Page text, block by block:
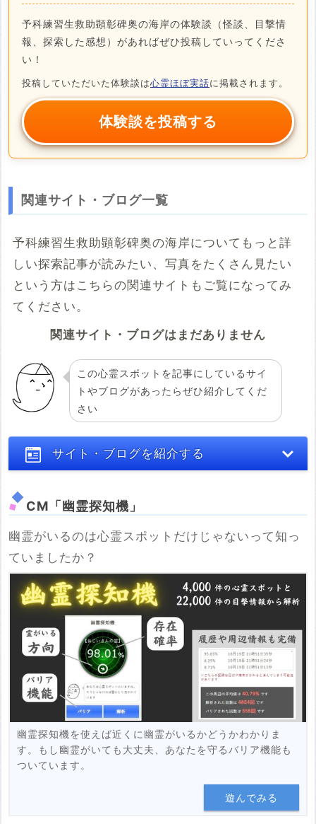
予科練習生救助顕彰碑奥の海岸の体験談（怪談、目撃情
報、探索した感想）があればぜひ投稿していってくださ
い！
投稿していただいた体験談は心霊ほぼ実話に掲載されます。
体験談を投稿する
関連サイト・ブログ一覧
予科練習生救助顕彰碑奥の海岸についてもっと詳
しい探索記事が読みたい、写真をたくさん見たい
という方はこちらの関連サイトもご覧になってみ
てください。
関連サイト・ブログはまだありません
この心霊スポットを記事にしているサイ
トやブログがあったらぜひ紹介してくだ
さい
サイト・ブログを紹介する
※サイト・ブログのURL
企業が運営している旅行系サイトや内容の薄いまとめサイトは削
除対象になります
紹介する
CM「幽霊探知機」
幽霊がいるのは心霊スポットだけじゃないって知っ
ていましたか？
幽霊探知機を使えば近くに幽霊がいるかどうかわかりま
す。もし幽霊がいても大丈夫、あなたを守るバリア機能も
ついています。
遊んでみる